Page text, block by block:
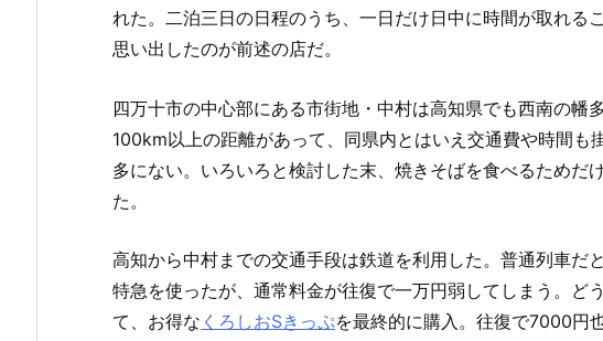
れた。二泊三日の日程のうち、一日だけ日中に時間が取れる
思い出したのが前述の店だ。
四万十市の中心部にある市街地・中村は高知県でも西南の幡
100km以上の距離があって、同県内とはいえ交通費や時間も
多にない。いろいろと検討した末、焼きそばを食べるためだ
た。
高知から中村までの交通手段は鉄道を利用した。普通列車だ
特急を使ったが、通常料金が往復で一万円弱してしまう。ど
て、お得な くろしおSきっぷを最終的に購入。往復で7000円也